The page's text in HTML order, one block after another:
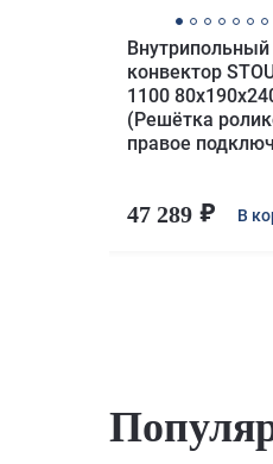
Внутрипольный
конвектор
1100
(Решётка
правое
47 289 В